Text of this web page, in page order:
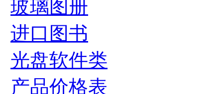
玻璃图册
进口图书
光盘软件类
产品价格表